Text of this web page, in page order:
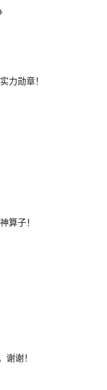
力勋章！
算子！
谢！